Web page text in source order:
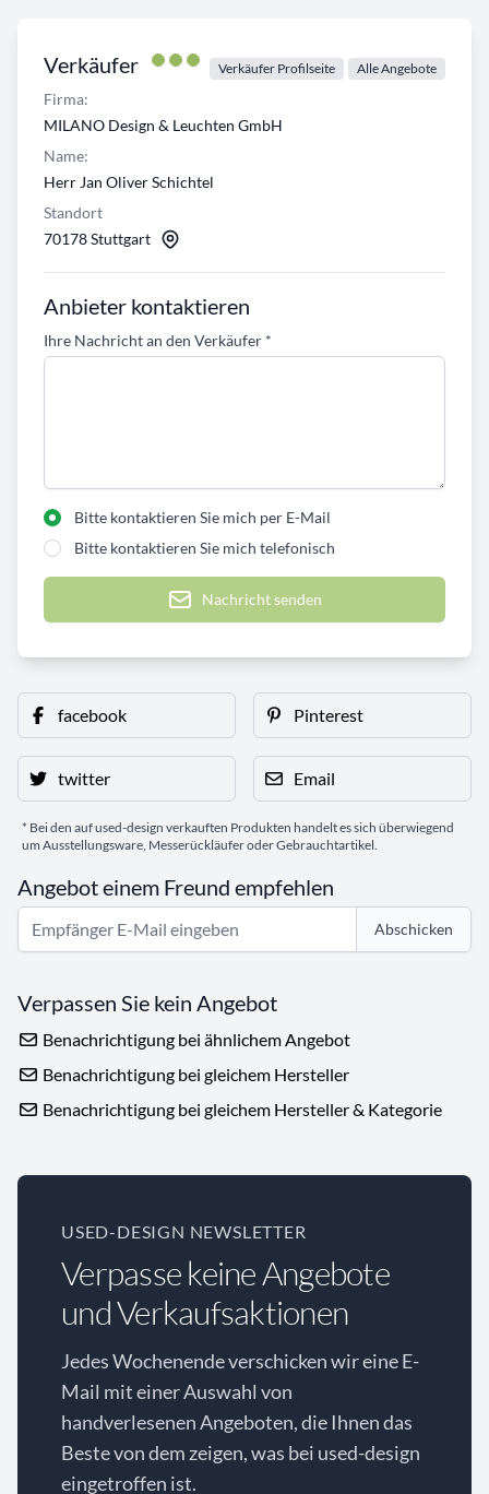
Verkäufer Verkäufer Profilseite Alle Angebote
Firma:
MILANO Design & Leuchten GmbH
Name:
Herr Jan Oliver Schichtel
Standort
70178 Stuttgart
Anbieter kontaktieren
Ihre Nachricht an den Verkäufer *
Bitte kontaktieren Sie mich per E-Mail
Bitte kontaktieren Sie mich telefonisch
Nachricht senden
facebook Pinterest
twitter Email
* Bei den auf used-design verkauften Produkten handelt es sich überwiegend
um Ausstellungsware, Messerückläufer oder Gebrauchtartikel.
Angebot einem Freund empfehlen
Abschicken
Verpassen Sie kein Angebot
Benachrichtigung bei ähnlichem Angebot
Benachrichtigung bei gleichem Hersteller
Benachrichtigung bei gleichem Hersteller & Kategorie
USED-DESIGN NEWSLETTER
Verpasse keine Angebote
und Verkaufsaktionen
Jedes Wochenende verschicken wir eine E-
Mail mit einer Auswahl von
handverlesenen Angeboten, die Ihnen das
Beste von dem zeigen, was bei used-design
eingetroffen ist.